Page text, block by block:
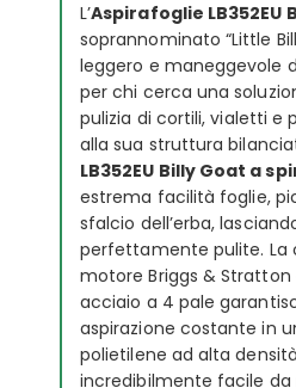
L’Aspirafoglie LB352EU
soprannominato “Little
leggero e maneggevole
per chi cerca una
pulizia di cortili, vialetti e
alla sua struttura
LB352EU Billy Goat a
estrema facilità foglie,
sfalcio dell’erba,
perfettamente pulite. La
motore Briggs &
acciaio a 4 pale
aspirazione costante in
polietilene ad alta
incredibilmente facile